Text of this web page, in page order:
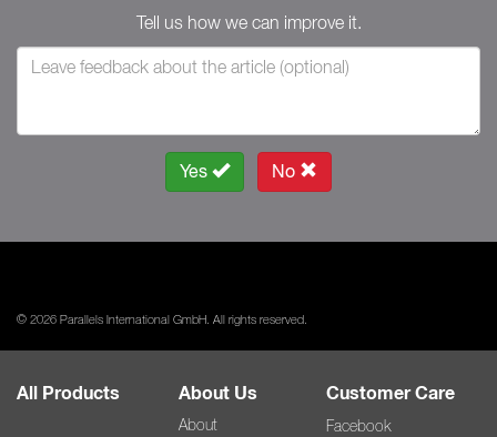
Tell us how we can improve it.
Yes No
© 2026 Parallels International GmbH. All rights reserved.
All Products About Us
About
Customer Care
Facebook